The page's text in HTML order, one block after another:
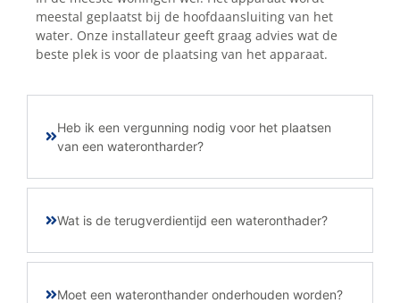
meestal geplaatst bij de hoofdaansluiting van het
water. Onze installateur geeft graag advies wat de
beste plek is voor de plaatsing van het apparaat.
Heb ik een vergunning nodig voor het plaatsen
van een waterontharder?
Wat is de terugverdientijd een wateronthader?
Moet een wateronthander onderhouden worden?